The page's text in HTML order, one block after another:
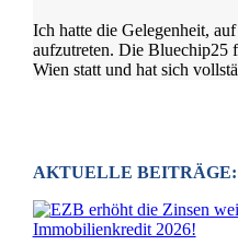
Ich hatte die Gelegenheit,
aufzutreten. Die Bluechip25
Wien statt und hat sich
AKTUELLE BEITRÄGE: